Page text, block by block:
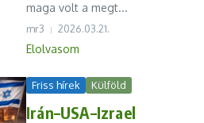
maga volt a megt...
mr3 2026.03.21.
Elolvasom
Friss hírek Külföld
Irán–USA–Izrael